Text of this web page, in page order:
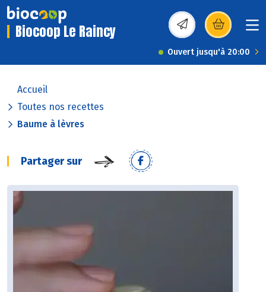
Biocoop Le Raincy (s’ouvre dans une
Ouvert jusqu'à 20:00
Accueil
Toutes nos recettes
Baume à lèvres
Partager sur